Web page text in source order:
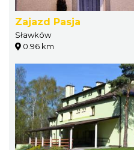
Zajazd Pasja
Sławków
0.96 km